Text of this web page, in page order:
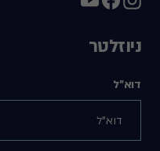
ניוזלטר
דוא"ל